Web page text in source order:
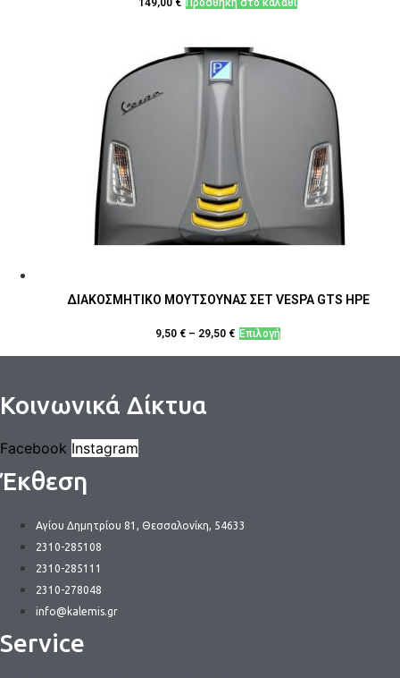
149,00 € Προσθήκη στο καλάθι
ΔΙΑΚΟΣΜΗΤΙΚΟ ΜΟΥΤΣΟΥΝΑΣ ΣΕΤ VESPA GTS HPE
9,50 € – 29,50 € ΕπιλογήΑυτό
το
Κοινωνικά Δίκτυα
Facebook Instagram
Έκθεση
Αγίου Δημητρίου 81, Θεσσαλονίκη, 54633
2310-285108
2310-285111
2310-278048
info@kalemis.gr
Service